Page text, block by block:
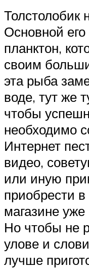
Толстолобик
Основной
планктон,
своим
эта рыба
воде, тут же
чтобы
необходимо
Интернет
видео,
или иную
приобрести
магазине уже
Но чтобы не
улове и
лучше